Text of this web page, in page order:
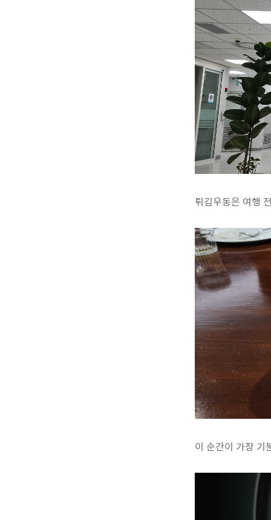
튀김우동은 여행
이 순간이 가장 기